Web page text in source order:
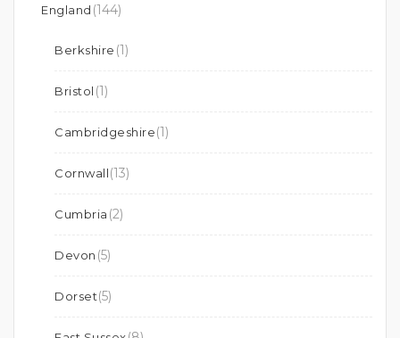
England (144)
Berkshire (1)
Bristol (1)
Cambridgeshire(1)
Cornwall(13)
Cumbria (2)
Devon (5)
Dorset(5)